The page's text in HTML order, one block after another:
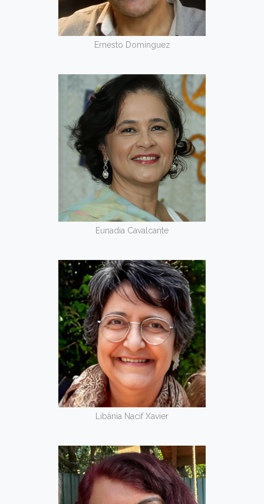
Ernesto Dominguez
Eunadia Cavalcante
Libânia Nacif Xavier